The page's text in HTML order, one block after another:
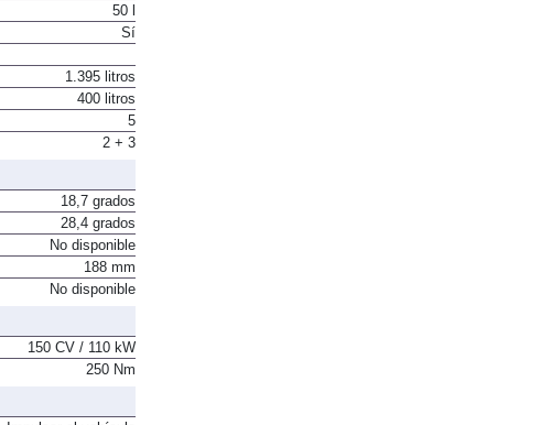
50 l
Sí
1.395 litros
400 litros
5
2 + 3
18,7 grados
28,4 grados
No disponible
188 mm
No disponible
150 CV / 110 kW
250 Nm